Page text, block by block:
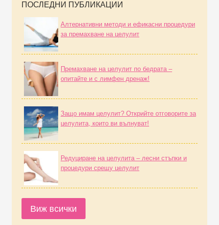
ПОСЛЕДНИ ПУБЛИКАЦИИ
Алтернативни методи и ефикасни процедури
за премахване на целулит
Премахване на целулит по бедрата –
опитайте и с лимфен дренаж!
Защо имам целулит? Открийте отговорите за
целулита, които ви вълнуват!
Редуциране на целулита – лесни стъпки и
процедури срещу целулит
Виж всички